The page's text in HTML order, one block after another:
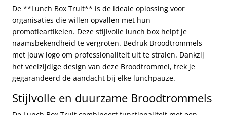
De **Lunch Box Truit** is de ideale oplossing voor
organisaties die willen opvallen met hun
promotieartikelen. Deze stijlvolle lunch box helpt je
naamsbekendheid te vergroten. Bedruk Broodtrommels
met jouw logo om professionaliteit uit te stralen. Dankzij
het veelzijdige design van deze Broodtrommel, trek je
gegarandeerd de aandacht bij elke lunchpauze.
Stijlvolle en duurzame Broodtrommels